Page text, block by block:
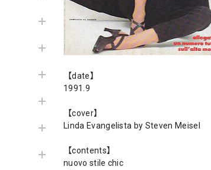
【date】
1991.9
【cover】
Linda Evangelista by Steven Meisel
【contents】
nuovo stile chic